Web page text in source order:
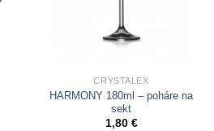
CRYSTALEX
HARMONY 180ml – poháre na
sekt
1,80 €